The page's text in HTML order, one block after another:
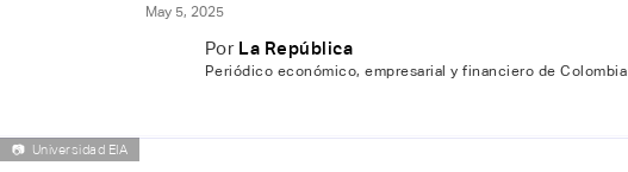
May 5, 2025
Por La República
Periódico económico, empresarial y financiero de Colombia
📷 Universidad EIA